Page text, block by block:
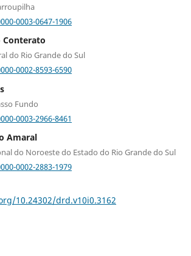
0003-0647-1906
Conterato
do Rio Grande do Sul
0002-8593-6590
Fundo
0003-2966-8461
Amaral
do Noroeste do Estado do Rio Grande do Sul
0002-2883-1979
10.24302/drd.v10i0.3162